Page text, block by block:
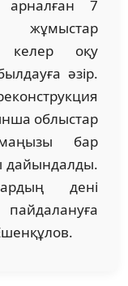
арналған 7
жұмыстар
келер оқу
әзір.
облыстар
бар
дайындалды.
дені